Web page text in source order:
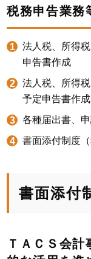
税務申告業務
法人税、所得
申告書作成
法人税、所得
予定申告書作成
各種届出書、
書面添付制度
書面添付
ＴＡＣＳ会